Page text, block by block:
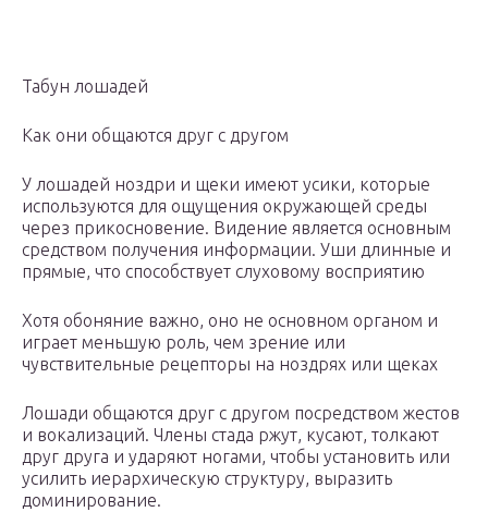
Табун лошадей
Как они общаются друг с другом
У лошадей ноздри и щеки имеют усики, которые
используются для ощущения окружающей среды
через прикосновение. Видение является основным
средством получения информации. Уши длинные и
прямые, что способствует слуховому восприятию
Хотя обоняние важно, оно не основном органом и
играет меньшую роль, чем зрение или
чувствительные рецепторы на ноздрях или щеках
Лошади общаются друг с другом посредством жестов
и вокализаций. Члены стада ржут, кусают, толкают
друг друга и ударяют ногами, чтобы установить или
усилить иерархическую структуру, выразить
доминирование.